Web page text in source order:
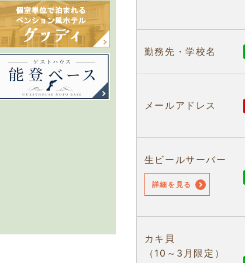
勤務先・学校名
メールアドレス
生ビールサーバー
詳細を見る
カキ貝
（10～3月限定）